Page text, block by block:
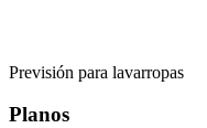
Previsión para lavarropas
Planos